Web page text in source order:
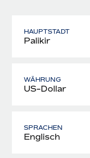
HAUPTSTADT
Palikir
WÄHRUNG
US-Dollar
SPRACHEN
Englisch